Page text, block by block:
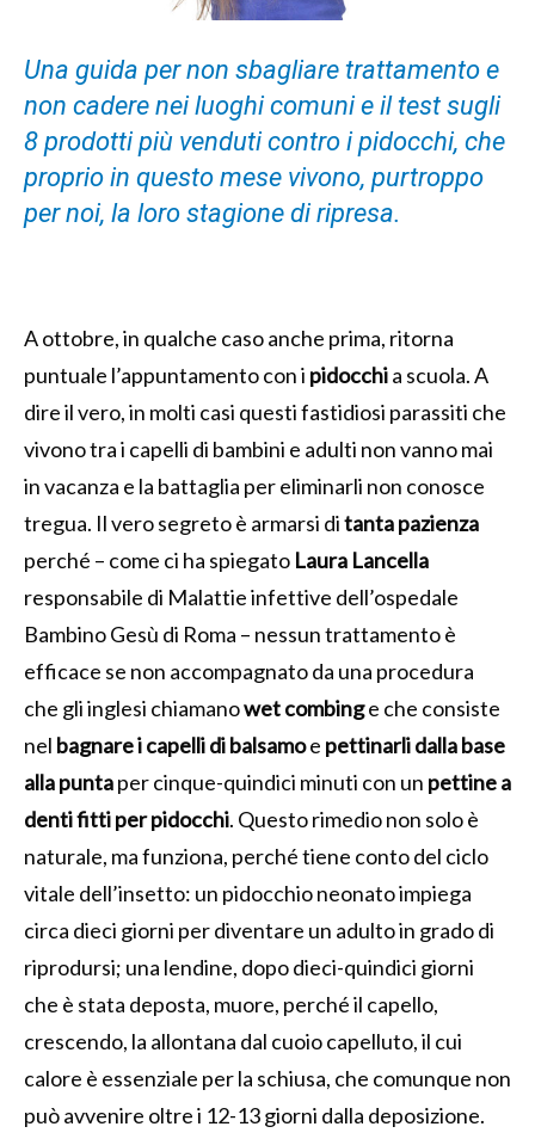
Una guida per non sbagliare trattamento e
non cadere nei luoghi comuni e il test sugli
8 prodotti più venduti contro i pidocchi, che
proprio in questo mese vivono, purtroppo
per noi, la loro stagione di ripresa.
A ottobre, in qualche caso anche prima, ritorna
puntuale l’appuntamento con i pidocchia scuola. A
dire il vero, in molti casi questi fastidiosi parassiti che
vivono tra i capelli di bambini e adulti non vanno mai
in vacanza e la battaglia per eliminarli non conosce
tregua. Il vero segreto è armarsi ditanta pazienza
perché – come ci ha spiegato Laura Lancella
responsabile di Malattie infettive dell’ospedale
Bambino Gesù di Roma – nessun trattamento è
efficace se non accompagnato da una procedura
che gli inglesi chiamanowet combinge che consiste
nel bagnare i capelli di balsamoe pettinarli dalla base
alla puntaper cinque-quindici minuti con un pettine a
denti fitti per pidocchi. Questo rimedio non solo è
naturale, ma funziona, perché tiene conto del ciclo
vitale dell’insetto: un pidocchio neonato impiega
circa dieci giorni per diventare un adulto in grado di
riprodursi; una lendine, dopo dieci-quindici giorni
che è stata deposta, muore, perché il capello,
crescendo, la allontana dal cuoio capelluto, il cui
calore è essenziale per la schiusa, che comunque non
può avvenire oltre i 12-13 giorni dalla deposizione.